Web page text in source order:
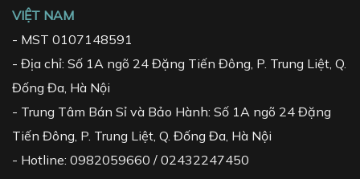
VIỆT NAM
- MST 0107148591
- Địa chỉ: Số 1A ngõ 24 Đặng Tiến Đông, P. Trung Liệt, Q.
Đống Đa, Hà Nội
- Trung Tâm Bán Sỉ và Bảo Hành: Số 1A ngõ 24 Đặng
Tiến Đông, P. Trung Liệt, Q. Đống Đa, Hà Nội
- Hotline: 0982059660 / 02432247450